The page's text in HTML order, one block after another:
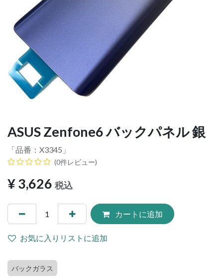
ASUS Zenfone6 バックパネル 銀
「品番： X3345 」
(0件レビュー)
¥3,626 税込
カートに追加
お気に入りリストに追加
バックガラス